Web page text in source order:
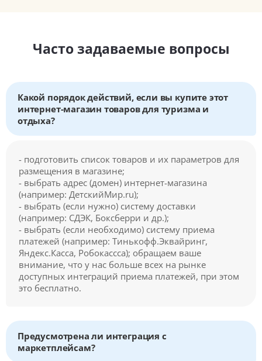
Часто задаваемые вопросы
Какой порядок действий, если вы купите этот
интернет-магазин товаров для туризма и
отдыха?
- подготовить список товаров и их параметров для
размещения в магазине;
- выбрать адрес (домен) интернет-магазина
(например: ДетскийМир.ru);
- выбрать (если нужно) систему доставки
(например: СДЭК, Боксберри и др.);
- выбрать (если необходимо) систему приема
платежей (например: Тинькофф.Эквайринг,
Яндекс.Касса, Робокассса); обращаем ваше
внимание, что у нас больше всех на рынке
доступных интеграций приема платежей, при этом
это бесплатно.
Предусмотрена ли интеграция с
маркетплейсам?